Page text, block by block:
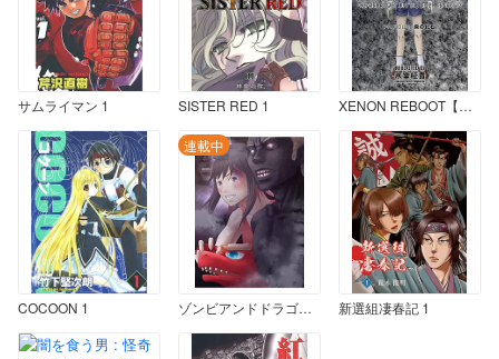
サムライマン 1 SISTER RED 1 XENON REBOOT【分冊版】 PROLOUGE.「炎の化石」
COCOON 1
連載中
ゾンビアンドドラゴン その1 新選組凄春記 1